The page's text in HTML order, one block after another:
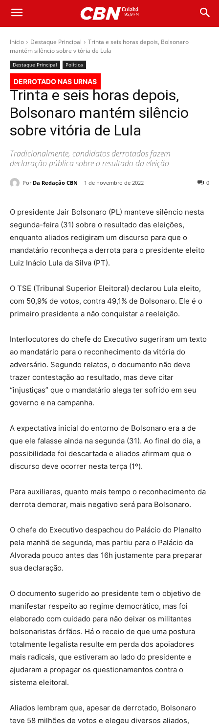
Início Destaque Principal
Trinta e seis horas depois, Bolsonaro
mantém silêncio sobre vitória de Lula
Destaque Principal Política
DERROTADO NAS URNAS
Trinta e seis horas depois,
Bolsonaro mantém silêncio
sobre vitória de Lula
Tradicionalmente, candidatos derrotados fazem
declaração pública sobre o resultado da eleição
Por Da Redação CBN 1 de novembro de 2022 0
O presidente Jair Bolsonaro (PL) manteve silêncio nesta
segunda-feira (31) sobre o resultado das eleições,
enquanto aliados redigiram um discurso para que o
mandatário reconheça a derrota para o presidente eleito
Luiz Inácio Lula da Silva (PT).
O TSE (Tribunal Superior Eleitoral) declarou Lula eleito,
com 50,9% de votos, contra 49,1% de Bolsonaro. Ele é o
primeiro presidente a não conquistar a reeleição.
Interlocutores do chefe do Executivo sugeriram um texto
ao mandatário para o reconhecimento da vitória do
adversário. Segundo relatos, o documento não deve
trazer contestação ao resultado, mas deve citar
“injustiças” que o mandatário alega ter sofrido em seu
governo e na campanha.
A expectativa inicial do entorno de Bolsonaro era a de
que ele falasse ainda na segunda (31). Ao final do dia, a
possibilidade foi descartada e aliados afirmam que o
discurso deve ocorrer nesta terça (1º).
Para auxiliares, quanto mais tempo o reconhecimento da
derrota demorar, mais negativo será para Bolsonaro.
O chefe do Executivo despachou do Palácio do Planalto
pela manhã de segunda, mas partiu para o Palácio da
Alvorada pouco antes das 16h justamente para preparar
sua declaração.
O documento sugerido ao presidente tem o objetivo de
manifestar respeito ao regime democrático, mas foi
elaborado com cuidado para não deixar os militantes
bolsonaristas órfãos. Há o receio de que uma postura
totalmente legalista resulte em perda dos apoiadores
mais radicais, que estiveram ao lado do presidente e
ajudaram a propagar os questionamentos contra o
sistema eleitoral.
Aliados lembram que, apesar de derrotado, Bolsonaro
teve 58 milhões de votos e elegeu diversos aliados,